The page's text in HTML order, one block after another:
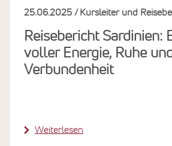
Reisebericht Sardinien:
voller Energie, Ruhe
Verbundenheit
25.06.2025 Kursleiter und
Weiterlesen